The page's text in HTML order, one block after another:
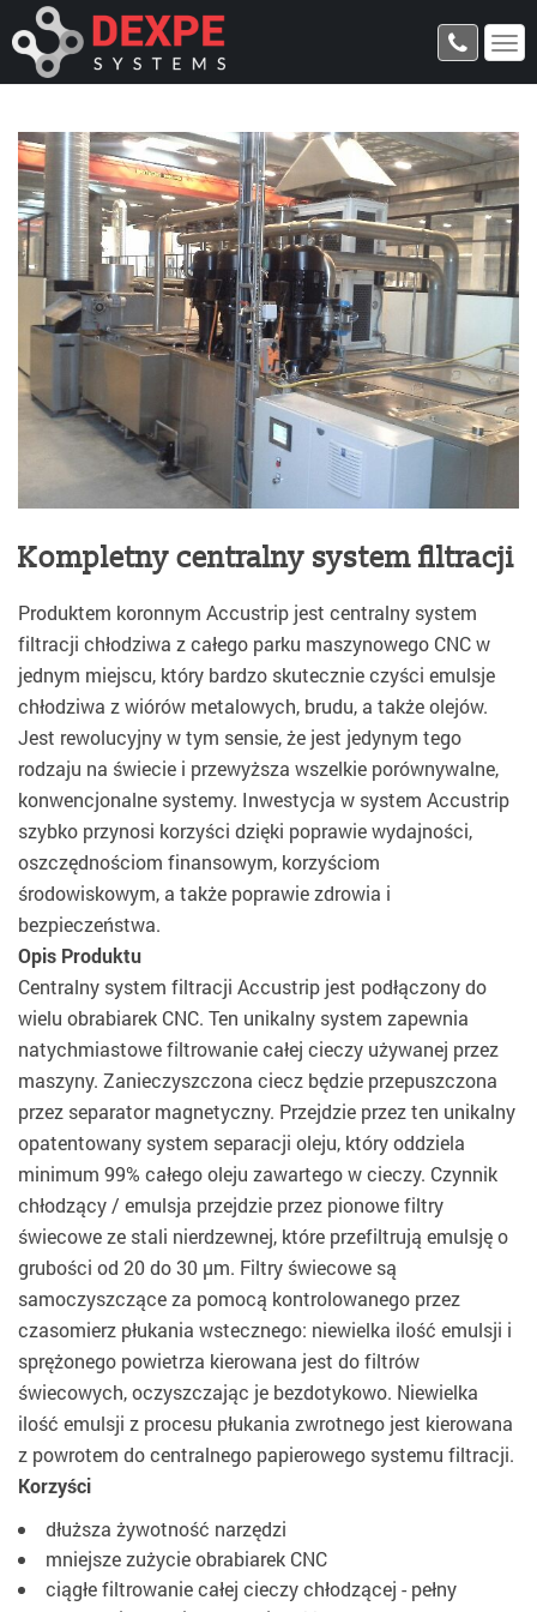
Kompletny centralny system filtracji
Produktem koronnym Accustrip jest centralny system
filtracji chłodziwa z całego parku maszynowego CNC w
jednym miejscu, który bardzo skutecznie czyści emulsje
chłodziwa z wiórów metalowych, brudu, a także olejów.
Jest rewolucyjny w tym sensie, że jest jedynym tego
rodzaju na świecie i przewyższa wszelkie porównywalne,
konwencjonalne systemy. Inwestycja w system Accustrip
szybko przynosi korzyści dzięki poprawie wydajności,
oszczędnościom finansowym, korzyściom
środowiskowym, a także poprawie zdrowia i
bezpieczeństwa.
Opis Produktu
Centralny system filtracji Accustrip jest podłączony do
wielu obrabiarek CNC. Ten unikalny system zapewnia
natychmiastowe filtrowanie całej cieczy używanej przez
maszyny. Zanieczyszczona ciecz będzie przepuszczona
przez separator magnetyczny. Przejdzie przez ten unikalny
opatentowany system separacji oleju, który oddziela
minimum 99% całego oleju zawartego w cieczy. Czynnik
chłodzący / emulsja przejdzie przez pionowe filtry
świecowe ze stali nierdzewnej, które przefiltrują emulsję o
grubości od 20 do 30 µm. Filtry świecowe są
samoczyszczące za pomocą kontrolowanego przez
czasomierz płukania wstecznego: niewielka ilość emulsji i
sprężonego powietrza kierowana jest do filtrów
świecowych, oczyszczając je bezdotykowo. Niewielka
ilość emulsji z procesu płukania zwrotnego jest kierowana
z powrotem do centralnego papierowego systemu filtracji.
Korzyści
dłuższa żywotność narzędzi
mniejsze zużycie obrabiarek CNC
ciągłe filtrowanie całej cieczy chłodzącej - pełny